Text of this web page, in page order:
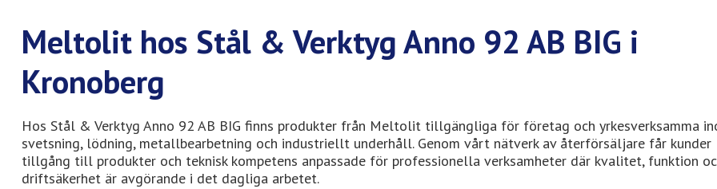
Meltolit hos Stål & Verktyg Anno 92 AB BIG i
Kronoberg
Hos Stål & Verktyg Anno 92 AB BIG finns produkter från Meltolit tillgängliga för företag och yrkesverksamma
svetsning, lödning, metallbearbetning och industriellt underhåll. Genom vårt nätverk av återförsäljare får kunder
tillgång till produkter och teknisk kompetens anpassade för professionella verksamheter där kvalitet, funktion
driftsäkerhet är avgörande i det dagliga arbetet.